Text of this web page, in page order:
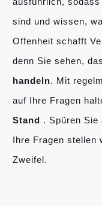
sind und wissen,
Offenheit schafft
denn Sie sehen,
handeln. Mit
auf Ihre Fragen
Stand . Spüren Sie
Ihre Fragen stellen
Zweifel.